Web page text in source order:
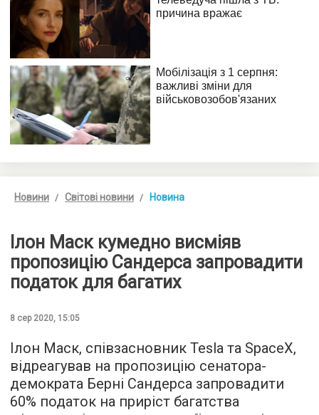
Новини Світові новини Новина
Ілон Маск кумедно висміяв
пропозицію Сандерса запровадити
податок для багатих
8 сер 2020, 15:05
Ілон Маск, співзасновник Tesla та SpaceX,
відреагував на пропозицію сенатора-
демократа Берні Сандерса запровадити
60% податок на приріст багатства